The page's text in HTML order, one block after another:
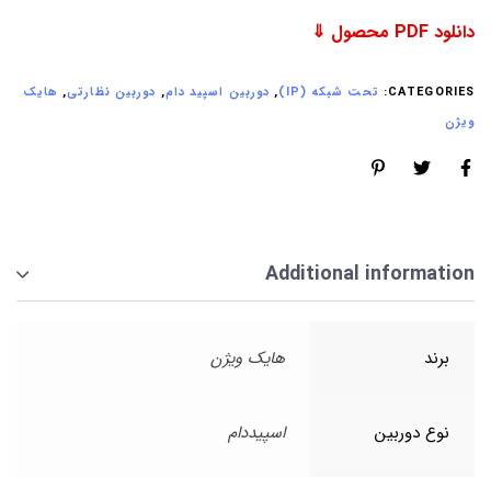
دانلود PDF محصول ⇓
CATEGORIES: تحت شبکه (IP) , دوربین اسپید دام, دوربین نظارتی, هایک
ویژن
Additional information
برند هایک ویژن
نوع دوربین اسپیددام